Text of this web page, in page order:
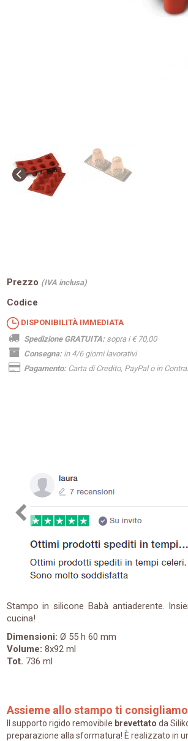
Prezzo (IVA inclusa)
Codice
DISPONIBILITÀ IMMEDIATA
Spedizione GRATUITA: sopra i € 70,00
Consegna: in 4/6 giorni lavorativi
Pagamento: Carta di Credito, PayPal o in
Stampo in silicone Babà antiaderente.
cucina!
Dimensioni: Ø 55 h 60 mm
Volume: 8x92 ml
Tot. 736 ml
Assieme allo stampo ti
Il supporto rigido removibile brevettato da
preparazione alla sformatura! È realizzato in